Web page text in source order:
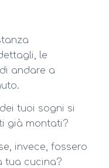
le
andare a
tuoi sogni si
già montati?
invece, fossero
tua cucina?